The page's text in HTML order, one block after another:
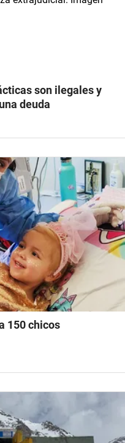
son ilegales y
deuda
150 chicos